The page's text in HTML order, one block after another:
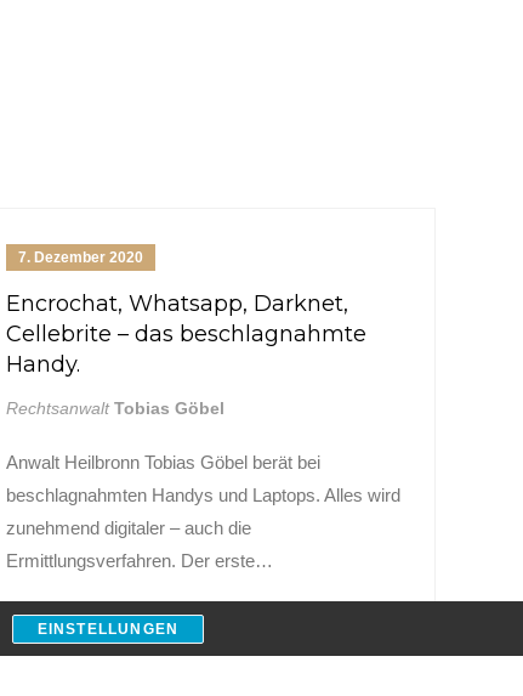
7. Dezember 2020
Encrochat, Whatsapp, Darknet,
Cellebrite – das beschlagnahmte
Handy.
RechtsanwaltTobias Göbel
Anwalt Heilbronn Tobias Göbel berät bei
beschlagnahmten Handys und Laptops. Alles wird
zunehmend digitaler – auch die
Ermittlungsverfahren. Der erste…
Weiterlesen
EINSTELLUNGEN